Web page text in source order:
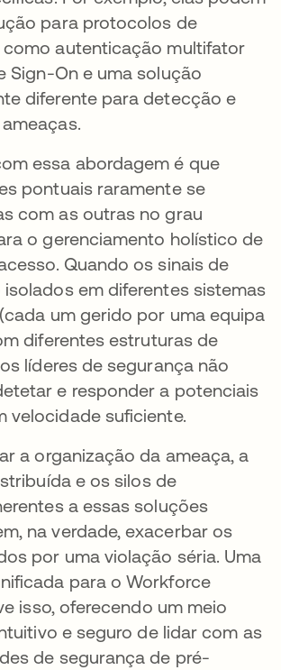
para protocolos de
autenticação multifator
Sign-On e uma solução
diferente para detecção e
essa abordagem é que
pontuais raramente se
com as outras no grau
o gerenciamento holístico de
Quando os sinais de
em diferentes sistemas
um gerido por uma equipa
diferentes estruturas de
líderes de segurança não
e responder a potenciais
velocidade suficiente.
a organização da ameaça, a
e os silos de
a essas soluções
na verdade, exacerbar os
por uma violação séria. Uma
para o Workforce
isso, oferecendo um meio
e seguro de lidar com as
de segurança de pré-